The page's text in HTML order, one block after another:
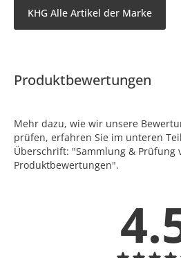
KHG Alle Artikel der Marke
Produktbewertungen
Mehr dazu, wie wir unsere
prüfen, erfahren Sie im unteren
Überschrift: "Sammlung & Prüfung
Produktbewertungen".